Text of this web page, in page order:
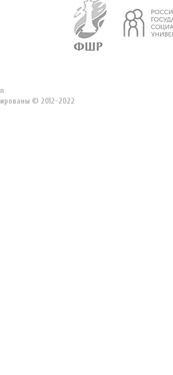
© 2012-2022